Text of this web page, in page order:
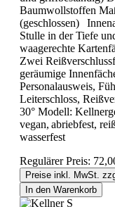
Baumwollstoffen
(geschlossen)
Stulle in der Tiefe
waagerechte
Zwei
geräumige
Personalausweis,
Leiterschloss,
30° Modell:
vegan, abriebfest,
wasserfest
Regulärer Preis:
Preise inkl. MwSt.
In den Warenkorb